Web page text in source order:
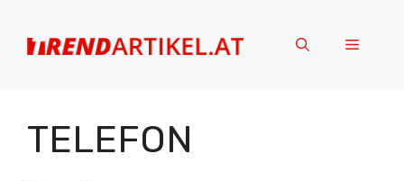
springen
Menü
TELEFON